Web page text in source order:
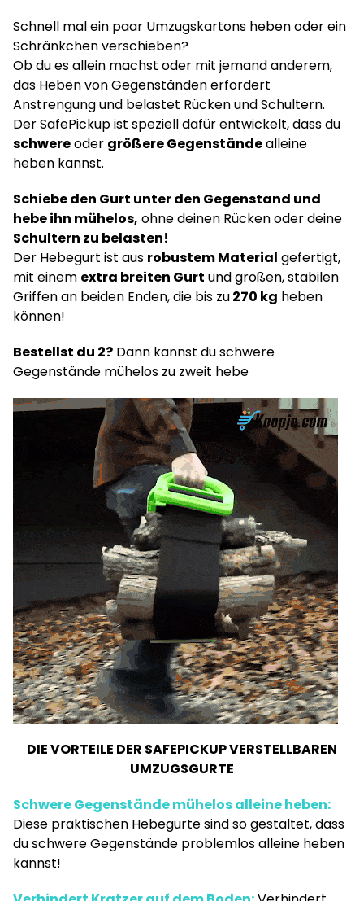
Schnell mal ein paar Umzugskartons heben oder ein
Schränkchen verschieben?
Ob du es allein machst oder mit jemand anderem,
das Heben von Gegenständen erfordert
Anstrengung und belastet Rücken und Schultern.
Der SafePickup ist speziell dafür entwickelt, dass du
schwereoder größere Gegenständealleine
heben kannst.
Schiebe den Gurt unter den Gegenstand und
hebe ihn mühelos, ohne deinen Rücken oder deine
Schultern zu belasten!
Der Hebegurt ist aus robustem Material gefertigt,
mit einem extra breiten Gurt und großen, stabilen
Griffen an beiden Enden, die bis zu270 kg heben
können!
Bestellst du 2? Dann kannst du schwere
Gegenstände mühelos zu zweit hebe
DIE VORTEILE DER SAFEPICKUP VERSTELLBAREN
UMZUGSGURTE
Schwere Gegenstände mühelos alleine heben:
Diese praktischen Hebegurte sind so gestaltet, dass
du schwere Gegenstände problemlos alleine heben
kannst!